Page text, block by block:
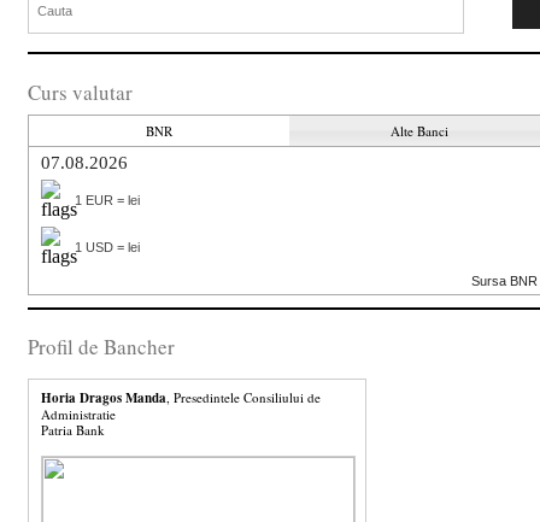
Curs valutar
BNR Alte Banci
07.08.2026
1 EUR = lei
1 USD = lei
Sursa BNR
Profil de Bancher
Horia Dragos Manda, Presedintele Consiliului de
Administratie
Patria Bank